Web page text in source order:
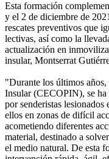
Esta formación
y el 2 de diciembre de
rescates preventivos que
lectivas, así como la
actualización en
insular, Montserrat
"Durante los últimos
Insular (CECOPIN), se ha
por senderistas
ellos en zonas de difícil
acometiendo diferentes
material, destinado a
el medio natural. De esta